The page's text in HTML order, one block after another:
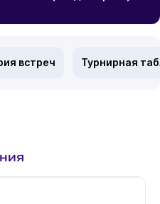
встреч Турнирная